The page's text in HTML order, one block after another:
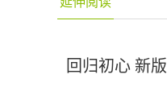
回归初心 新